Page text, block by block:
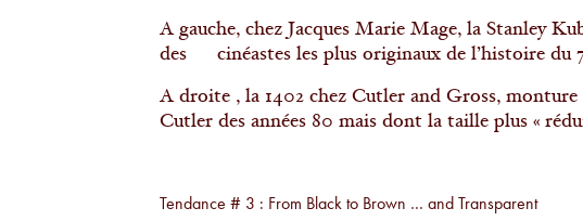
A gauche, chez Jacques Marie Mage, la Stanley
des cinéastes les plus originaux de l’histoire du
A droite , la 1402 chez Cutler and Gross, monture
Cutler des années 80 mais dont la taille plus «
Tendance # 3 : From Black to Brown … and Transparent